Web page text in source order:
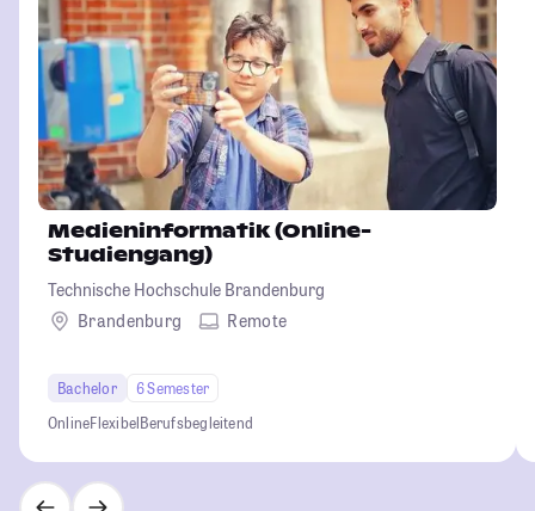
Medieninformatik (Online-
Studiengang)
Technische Hochschule Brandenburg
Brandenburg
Remote
Bachelor
6 Semester
OnlineFlexibelBerufsbegleitend